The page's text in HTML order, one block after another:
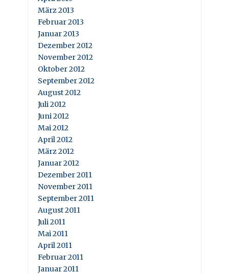
März 2013
Februar 2013
Januar 2013
Dezember 2012
November 2012
Oktober 2012
September 2012
August 2012
Juli 2012
Juni 2012
Mai 2012
April 2012
März 2012
Januar 2012
Dezember 2011
November 2011
September 2011
August 2011
Juli 2011
Mai 2011
April 2011
Februar 2011
Januar 2011